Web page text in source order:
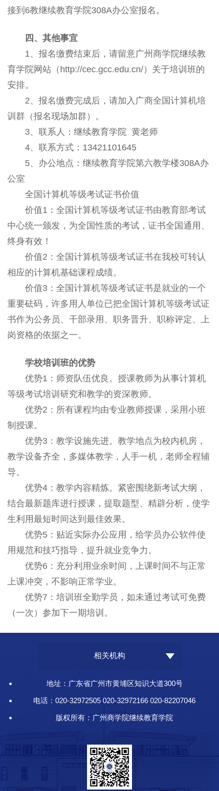
接到6教继续教育学院308A办公室报名。
四、其他事宜
1、报名缴费结束后，请留意广州商学院继续教
育学院网站（http://cec.gcc.edu.cn/）关于培训班的
安排。
2、报名缴费完成后，请加入广商全国计算机培
训群（报名现场加群）。
3、联系人：继续教育学院 黄老师
4、联系方式：13421101645
5、办公地点：继续教育学院第六教学楼308A办
公室
全国计算机等级考试证书价值
价值1：全国计算机等级考试证书由教育部考试
中心统一颁发，为全国性质的考试，证书全国通用、
终身有效！
价值2：全国计算机等级考试证书在我校可转认
相应的计算机基础课程成绩。
价值3：全国计算机等级考试证书是就业的一个
重要砝码，许多用人单位已把全国计算机等级考试证
书作为公务员、干部录用、职务晋升、职称评定、上
岗资格的依据之一。
学校培训班的优势
优势1：师资队伍优良。授课教师为从事计算机
等级考试培训研究和教学的资深教师。
优势2：所有课程均由专业教师授课，采用小班
制授课。
优势3：教学设施先进。教学地点为校内机房，
教学设备齐全，多媒体教学，人手一机，老师全程辅
导。
优势4：教学内容精炼。紧密围绕新考试大纲，
结合最新题库进行授课，提取题型、精辟分析，使学
生利用最短时间达到最佳效果。
优势5：贴近实际办公应用，给学员办公软件使
用规范和技巧指导，提升就业竞争力。
优势6：充分利用业余时间，上课时间不与正常
上课冲突，不影响正常学业。
优势7：培训班全勤学员，如未通过考试可免费
（一次）参加下一期培训。
相关机构
地址：广东省广州市黄埔区知识大道300号
电话：020-32972505 020-32972166 020-82207046
版权所有：广州商学院继续教育学院